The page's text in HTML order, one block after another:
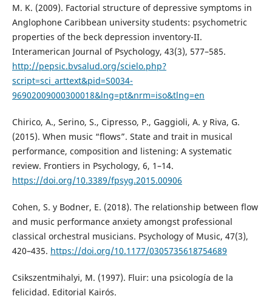
M. K. (2009). Factorial structure of depressive symptoms in
Anglophone Caribbean university students: psychometric
properties of the beck depression inventory-II.
Interamerican Journal of Psychology, 43(3), 577–585.
http://pepsic.bvsalud.org/scielo.php?
script=sci_arttext&pid=S0034-
96902009000300018&lng=pt&nrm=iso&tlng=en
Chirico, A., Serino, S., Cipresso, P., Gaggioli, A. y Riva, G.
(2015). When music “flows”. State and trait in musical
performance, composition and listening: A systematic
review. Frontiers in Psychology, 6, 1–14.
https://doi.org/10.3389/fpsyg.2015.00906
Cohen, S. y Bodner, E. (2018). The relationship between flow
and music performance anxiety amongst professional
classical orchestral musicians. Psychology of Music, 47(3),
420–435. https://doi.org/10.1177/0305735618754689
Csikszentmihalyi, M. (1997). Fluir: una psicología de la
felicidad. Editorial Kairós.